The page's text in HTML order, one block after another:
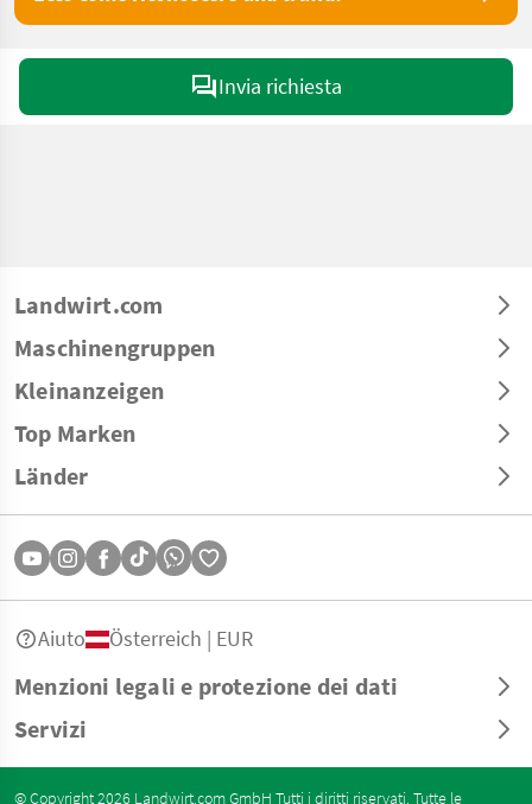
Invia richiesta
Landwirt.com
Maschinengruppen
Kleinanzeigen
Top Marken
Länder
Menzioni legali e protezione dei dati
Servizi
Aiuto Österreich | EUR
© Copyright 2026 Landwirt.com GmbH Tutti i diritti riservati. Tutte le